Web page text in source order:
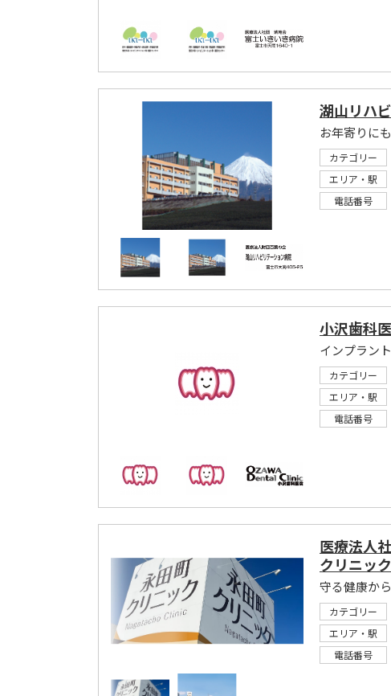
湖山リハ
カテゴリー
エリア・駅
電話番号
小沢歯科
カテゴリー
エリア・駅
電話番号
医療法人
クリニッ
守る健康か
カテゴリー
エリア・駅
電話番号